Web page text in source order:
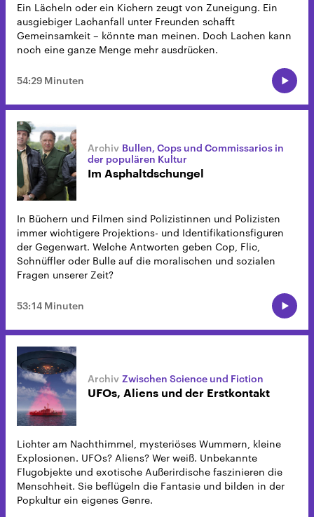
Ein Lächeln oder ein Kichern zeugt von Zuneigung. Ein
ausgiebiger Lachanfall unter Freunden schafft
Gemeinsamkeit – könnte man meinen. Doch Lachen kann
noch eine ganze Menge mehr ausdrücken.
54:29 Minuten
Bullen, Cops und Commissarios in
der populären Kultur
Im Asphaltdschungel
In Büchern und Filmen sind Polizistinnen und Polizisten
immer wichtigere Projektions- und Identifikationsfiguren
der Gegenwart. Welche Antworten geben Cop, Flic,
Schnüffler oder Bulle auf die moralischen und sozialen
Fragen unserer Zeit?
53:14 Minuten
Zwischen Science und Fiction
UFOs, Aliens und der Erstkontakt
Lichter am Nachthimmel, mysteriöses Wummern, kleine
Explosionen. UFOs? Aliens? Wer weiß. Unbekannte
Flugobjekte und exotische Außerirdische faszinieren die
Menschheit. Sie beflügeln die Fantasie und bilden in der
Popkultur ein eigenes Genre.